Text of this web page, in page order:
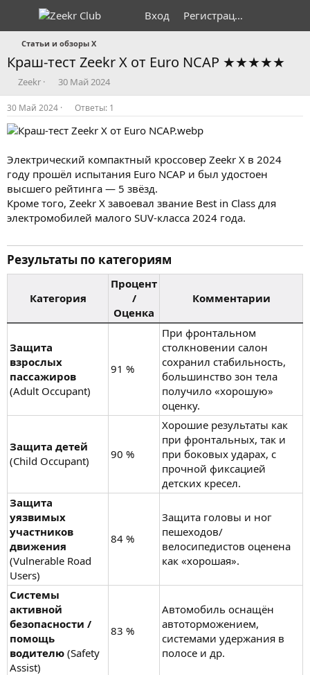
Вход Регистрация
Статьи и обзоры X
Краш-тест Zeekr X от Euro NCAP ★★★★★
А
в
т
о
р
е
ы
Zeekr
Д
а
т
а
н
ч
а
л
а
30 Май 2024
30 Май 2024 Ответы: 1
Электрический компактный кроссовер Zeekr X в 2024
году прошёл испытания Euro NCAP и был удостоен
высшего рейтинга — 5 звёзд.
Кроме того, Zeekr X завоевал звание Best in Class для
электромобилей малого SUV-класса 2024 года.
Результаты по категориям​
Категория
Процент
/
Оценка
Комментарии
Защита
взрослых
пассажиров
(Adult Occupant)
91 %
При фронтальном
столкновении салон
сохранил стабильность,
большинство зон тела
получило «хорошую»
оценку.
Защита детей
(Child Occupant)
90 %
Хорошие результаты как
при фронтальных, так и
при боковых ударах, с
прочной фиксацией
детских кресел.
Защита
уязвимых
участников
движения
(Vulnerable Road
Users)
84 %
Защита головы и ног
пешеходов/
велосипедистов оценена
как «хорошая».
Системы
активной
безопасности /
помощь
водителю (Safety
Assist)
83 %
Автомобиль оснащён
автоторможением,
системами удержания в
полосе и др.